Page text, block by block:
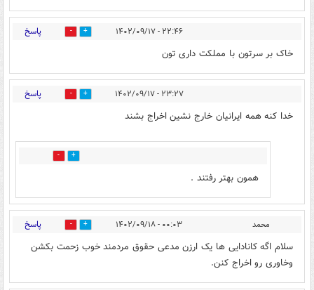
۲۲:۴۶ - ۱۴۰۲/۰۹/۱۷ 11 پاسخ
خاک بر سرتون با مملکت داری تون
۲۳:۲۷ - ۱۴۰۲/۰۹/۱۷ 7 پاسخ
خدا کنه همه ایرانیان خارج نشین اخراج بشند
0
همون بهتر رفتند .
محمد ۰۰:۰۳ - ۱۴۰۲/۰۹/۱۸ 2 پاسخ
سلام اگه کانادایی ها یک ارزن مدعی حقوق مردمند خوب زحمت بکشن
وخاوری رو اخراج کنن.